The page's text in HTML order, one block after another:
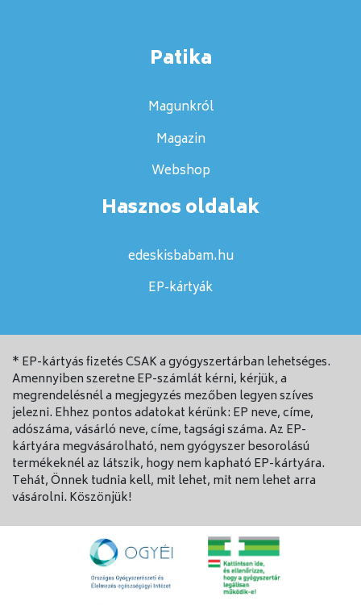
Patika
Magunkról
Magazin
Webshop
Hasznos oldalak
edeskisbabam.hu
EP-kártyák
* EP-kártyás fizetés CSAK a gyógyszertárban lehetséges.
Amennyiben szeretne EP-számlát kérni, kérjük, a
megrendelésnél a megjegyzés mezőben legyen szíves
jelezni. Ehhez pontos adatokat kérünk: EP neve, címe,
adószáma, vásárló neve, címe, tagsági száma. Az EP-
kártyára megvásárolható, nem gyógyszer besorolású
termékeknél az látszik, hogy nem kapható EP-kártyára.
Tehát, Önnek tudnia kell, mit lehet, mit nem lehet arra
vásárolni. Köszönjük!